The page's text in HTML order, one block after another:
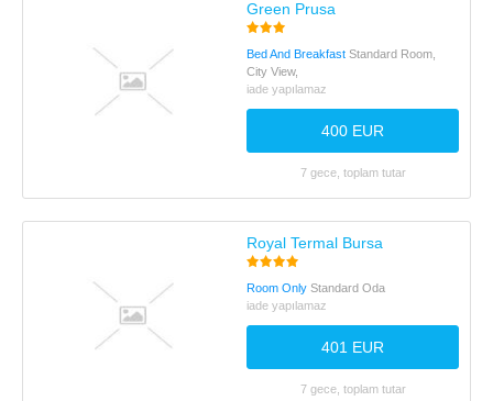
Green Prusa
Bed And Breakfast Standard Room,
City View,
iade yapılamaz
400 EUR
7 gece, toplam tutar
Royal Termal Bursa
Room Only Standard Oda
iade yapılamaz
401 EUR
7 gece, toplam tutar